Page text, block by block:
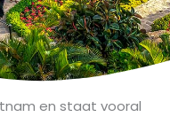
en staat vooral